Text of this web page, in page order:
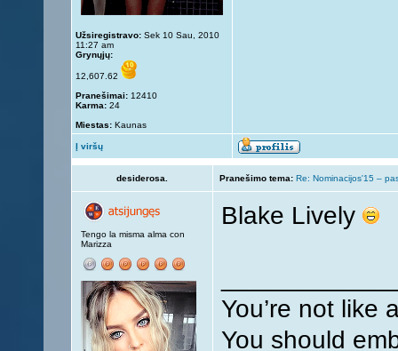
Užsiregistravo: Sek 10 Sau, 2010
11:27 am
Grynųjų:
12,607.62
Pranešimai: 12410
Karma: 24
Miestas: Kaunas
Į viršų
desiderosa. Pranešimo tema: Re: Nominacijos'15 –
Tengo la misma alma con
Marizza
Blake Lively
You’re not like
You should